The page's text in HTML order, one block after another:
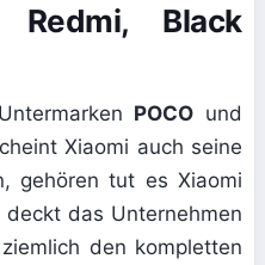
Redmi, Black
POCO und
Xiaomi auch seine
gehören tut es Xiaomi
das Unternehmen
den kompletten